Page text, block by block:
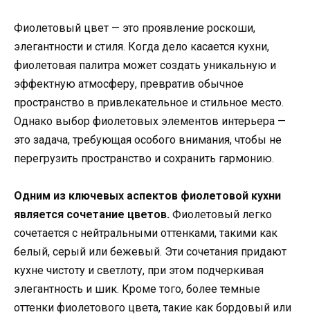
Фиолетовый цвет — это проявление роскоши,
элегантности и стиля. Когда дело касается кухни,
фиолетовая палитра может создать уникальную и
эффектную атмосферу, превратив обычное
пространство в привлекательное и стильное место.
Однако выбор фиолетовых элементов интерьера —
это задача, требующая особого внимания, чтобы не
перегрузить пространство и сохранить гармонию.
Одним из ключевых аспектов фиолетовой кухни
является сочетание цветов. Фиолетовый легко
сочетается с нейтральными оттенками, такими как
белый, серый или бежевый. Эти сочетания придают
кухне чистоту и светлоту, при этом подчеркивая
элегантность и шик. Кроме того, более темные
оттенки фиолетового цвета, такие как бордовый или